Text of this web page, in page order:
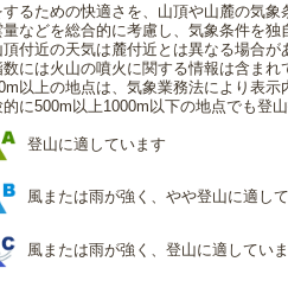
するための快適さを、山頂や山麓の気
などを総合的に考慮し、気象条件を独
頂付近の天気は麓付近とは異なる場合が
には火山の噴火に関する情報は含まれ
以上の地点は、気象業務法により表示
に500m以上1000m以下の地点でも登
登山に適しています
風または雨が強く、やや登山に適し
風または雨が強く、登山に適してい